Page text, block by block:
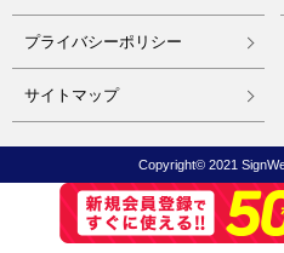
プライバシーポリシー
サイトマップ
Copyright© 2021